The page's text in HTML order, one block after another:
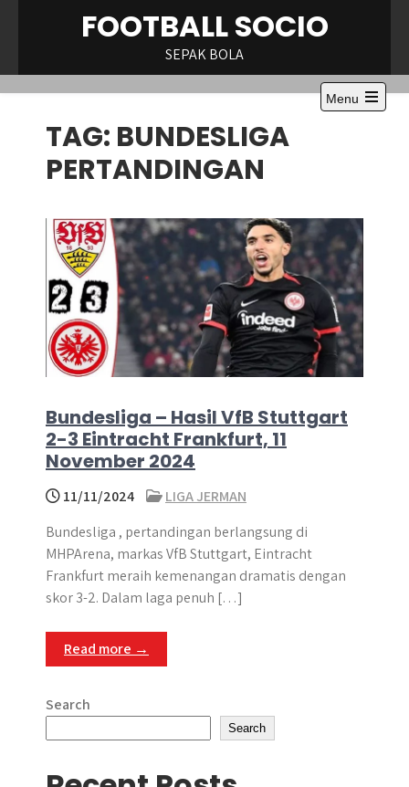
FOOTBALL SOCIO
SEPAK BOLA
Menu
TAG: BUNDESLIGA
PERTANDINGAN
Bundesliga – Hasil VfB Stuttgart
2-3 Eintracht Frankfurt, 11
November 2024
11/11/2024
LIGA JERMAN
Bundesliga , pertandingan berlangsung di
MHPArena, markas VfB Stuttgart, Eintracht
Frankfurt meraih kemenangan dramatis dengan
skor 3-2. Dalam laga penuh […]
Read more →
Search
Search